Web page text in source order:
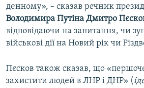
денному», – сказав речник
Володимира Путіна Дмитро
відповідаючи на запитання, чи
військові дії на Новий рік чи
Пєсков також сказав, що
захистити людей в ЛНР і ДНР» (